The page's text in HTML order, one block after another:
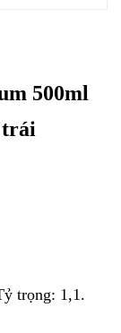
500ml
trái
trọng: 1,1.